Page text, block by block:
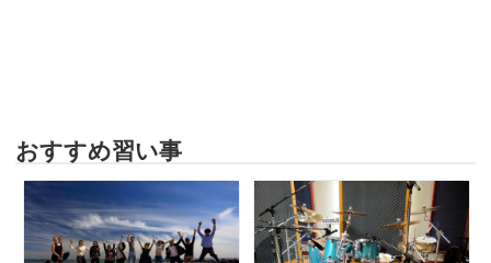
おすすめ習い事